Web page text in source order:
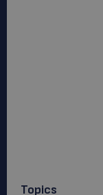
Topics